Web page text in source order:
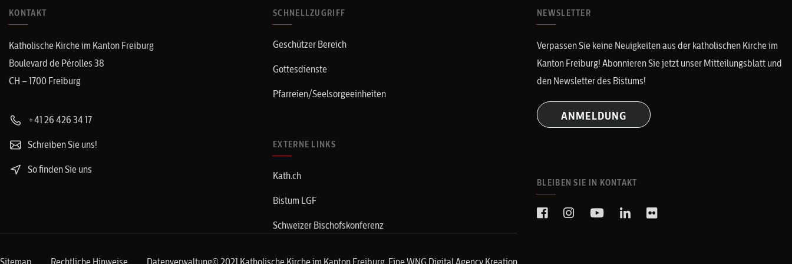
KONTAKT
Katholische Kirche im Kanton Freiburg
Boulevard de Pérolles 38
CH – 1700 Freiburg
+41 26 426 34 17
Schreiben Sie uns!
So finden Sie uns
SCHNELLZUGRIFF
Geschützer Bereich
Gottesdienste
Pfarreien/Seelsorgeeinheiten
EXTERNE LINKS
Kath.ch
Bistum LGF
Schweizer Bischofskonferenz
NEWSLETTER
Verpassen Sie keine Neuigkeiten aus der katholischen Kirche im
Kanton Freiburg! Abonnieren Sie jetzt unser Mitteilungsblatt und
den Newsletter des Bistums!
ANMELDUNG
BLEIBEN SIE IN KONTAKT